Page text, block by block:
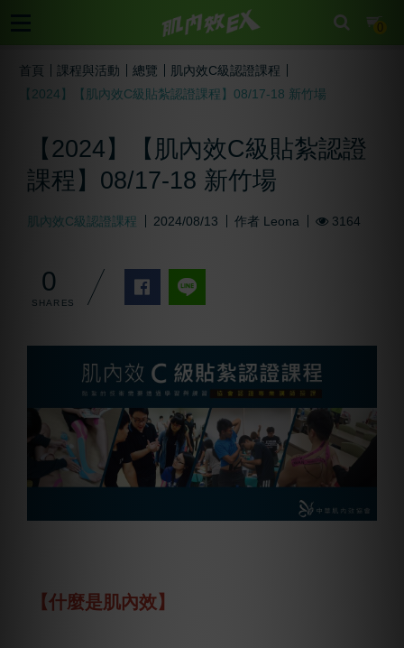
0
首頁 課程與活動 總覽
肌內效C級認證課程
【2024】【肌內效C級貼紮認證課程】08/17-18 新竹場
【2024】【肌內效C級貼紮認證
課程】08/17-18 新竹場
肌內效C級認證課程 2024/08/13 作者 Leona 3164
0
【什麼是肌內效】